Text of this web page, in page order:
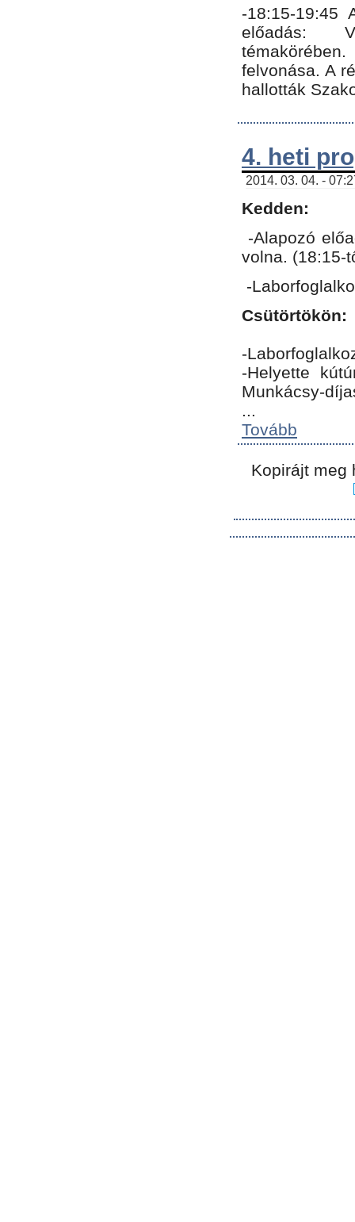
-18:15-19:45
előadás:
felvonása. A
hallották
4. heti
2014. 03. 04. -
Kedden:
-Alapozó
volna. (18:15-
-
Csütörtökön:
-
-Helyette
Munkácsy-
...
Tovább
Kopirájt meg